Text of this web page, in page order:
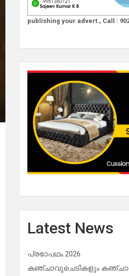
publishing your advert., Call :
Latest News
പ്രഭാപഥം 2026
കഞ്ചാവുചെടികളും